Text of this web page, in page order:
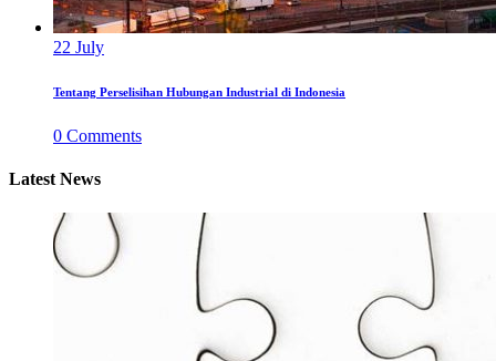
22 July
Tentang Perselisihan Hubungan Industrial di Indonesia
0 Comments
Latest News